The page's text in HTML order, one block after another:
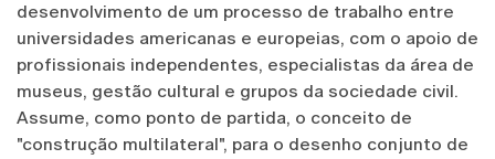
desenvolvimento de um processo de trabalho entre
universidades americanas e europeias, com o apoio de
profissionais independentes, especialistas da área de
museus, gestão cultural e grupos da sociedade civil.
Assume, como ponto de partida, o conceito de
"construção multilateral", para o desenho conjunto de